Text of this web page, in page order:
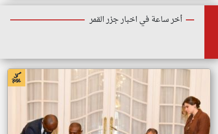
أخر ساعة في اخبار جزر القمر